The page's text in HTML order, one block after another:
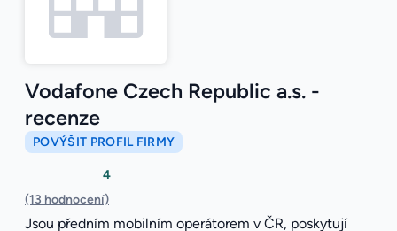
Vodafone Czech Republic a.s. -
recenze
POVÝŠIT PROFIL FIRMY
4
(13 hodnocení)
Jsou předním mobilním operátorem v ČR, poskytují